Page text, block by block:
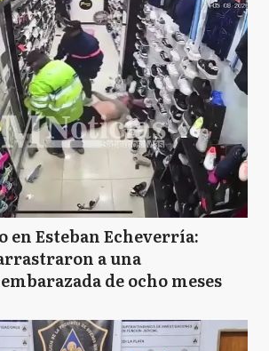
en Esteban Echeverría:
a una
de ocho meses